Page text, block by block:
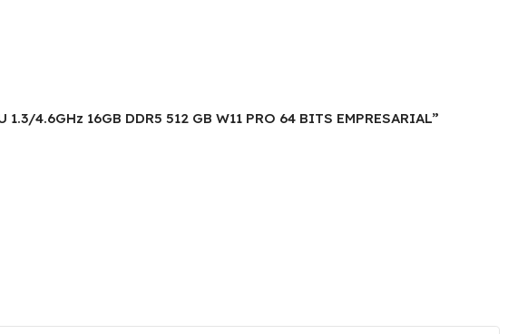
4.6GHz 16GB DDR5 512 GB W11 PRO 64 BITS EMPRESARIAL”